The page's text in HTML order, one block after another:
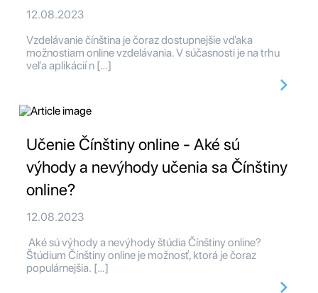
12.08.2023
Vzdelávanie čínština je čoraz dostupnejšie vďaka
možnostiam online vzdelávania. V súčasnosti je na trhu
veľa aplikácií n […]
Učenie Čínštiny online - Aké sú
výhody a nevýhody učenia sa Čínštiny
online?
12.08.2023
Aké sú výhody a nevýhody štúdia Čínštiny online?
Štúdium Čínštiny online je možnosť, ktorá je čoraz
populárnejšia. […]